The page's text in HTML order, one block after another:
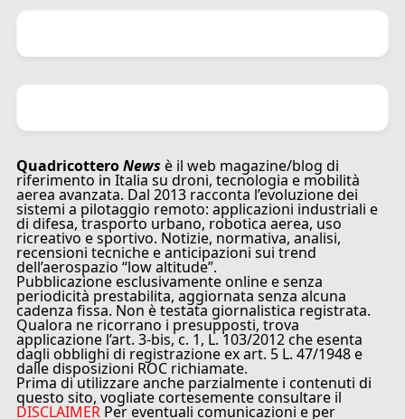
QuadricotteroNews è il web magazine/blog di
riferimento in Italia su droni, tecnologia e mobilità
aerea avanzata. Dal 2013 racconta l’evoluzione dei
sistemi a pilotaggio remoto: applicazioni industriali e
di difesa, trasporto urbano, robotica aerea, uso
ricreativo e sportivo. Notizie, normativa, analisi,
recensioni tecniche e anticipazioni sui trend
dell’aerospazio “low altitude”.
Pubblicazione esclusivamente online e senza
periodicità prestabilita, aggiornata senza alcuna
cadenza fissa. Non è testata giornalistica registrata.
Qualora ne ricorrano i presupposti, trova
applicazione l’art. 3-bis, c. 1, L. 103/2012 che esenta
dagli obblighi di registrazione ex art. 5 L. 47/1948 e
dalle disposizioni ROC richiamate.
Prima di utilizzare anche parzialmente i contenuti di
questo sito, vogliate cortesemente consultare il
DISCLAIMER Per eventuali comunicazioni e per